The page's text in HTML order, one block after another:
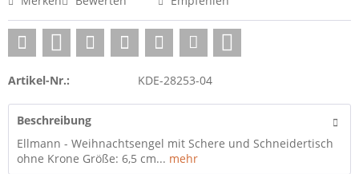
Artikel-Nr.: KDE-28253-04
Beschreibung
Ellmann - Weihnachtsengel mit Schere und Schneidertisch
ohne Krone Größe: 6,5 cm... mehr